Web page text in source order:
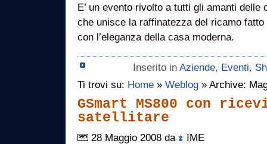
E’ un evento rivolto a tutti gli amanti delle
che unisce la raffinatezza del ricamo fatto
con l’eleganza della casa moderna.
Inserito in Aziende, Eventi,
Ti trovi su: Home » Weblog » Archive:
GSmart MS800 con
satellitare
28 Maggio 2008 da
IME